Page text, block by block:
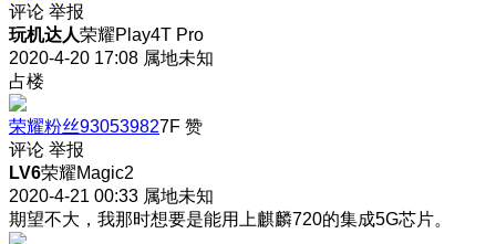
评论 举报
玩机达人荣耀Play4T Pro
2020-4-20 17:08 属地未知
占楼
荣耀粉丝930539827F 赞
评论 举报
LV6荣耀Magic2
2020-4-21 00:33 属地未知
期望不大，我那时想要是能用上麒麟720的集成5G芯片。